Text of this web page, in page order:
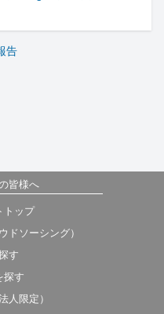
告
皆様へ
トップ
ドソーシング）
す
探す
人限定）